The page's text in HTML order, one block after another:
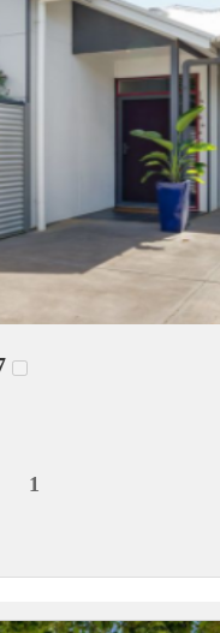
1